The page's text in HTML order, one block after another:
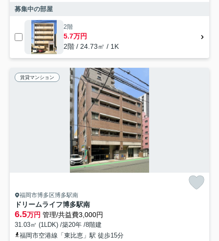
募集中の部屋
2階
5.7万円
2階 / 24.73㎡ / 1K
賃貸マンション
福岡市博多区博多駅南
ドリームライフ博多駅南
6.5万円 管理/共益費3,000円
31.03㎡ (1LDK) /築20年 /8階建
福岡市空港線「東比恵」駅 徒歩15分